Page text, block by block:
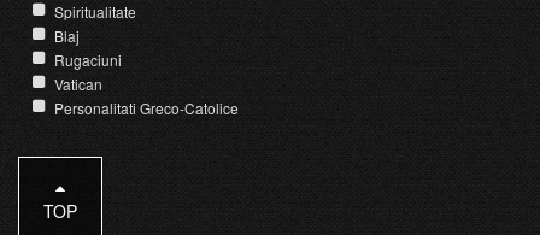
Spiritualitate
Blaj
Rugaciuni
Vatican
Personalitati Greco-Catolice
TOP